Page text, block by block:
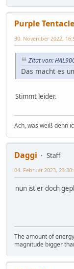
Purple Tentacle
30. November 2022,
Zitat von:
Das macht es
Stimmt leider.
Ach, was weiß denn
Daggi
Staff
04. Februar 2023,
nun ist er doch
The amount of
magnitude bigger